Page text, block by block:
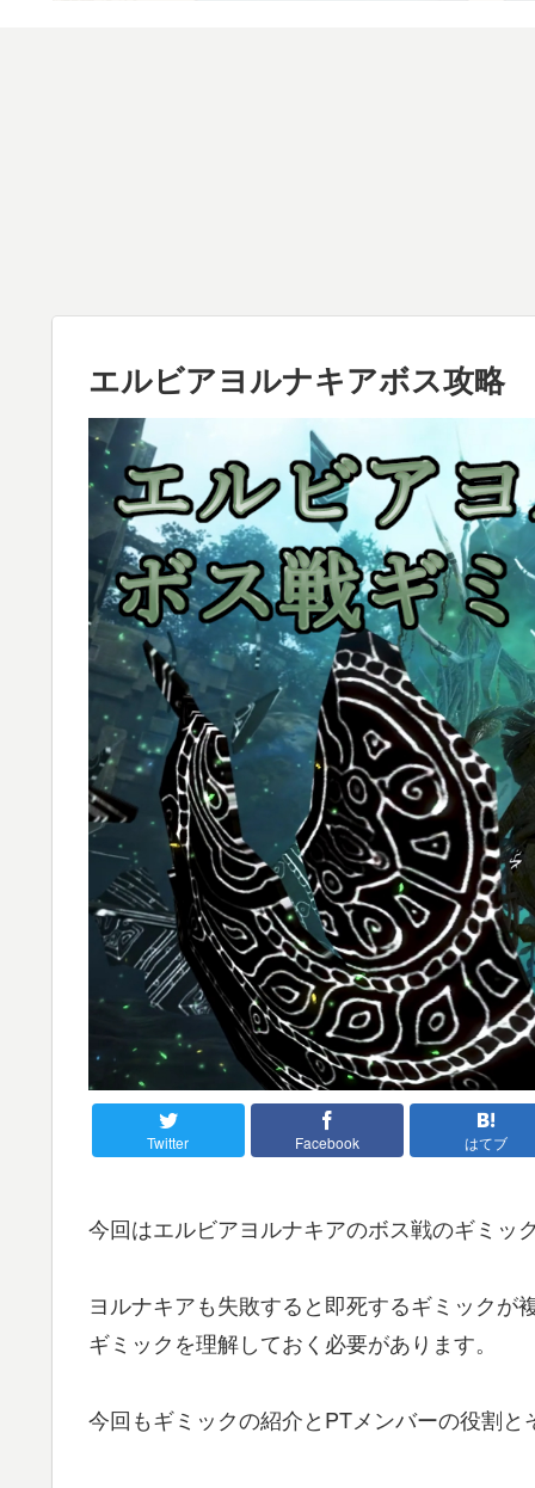
エルビアヨルナキアボス攻略
Twitter Facebook はてブ
今回はエルビアヨルナキアのボス戦のギミッ
ヨルナキアも失敗すると即死するギミック
ギミックを理解しておく必要があります。
今回もギミックの紹介とPTメンバーの役割